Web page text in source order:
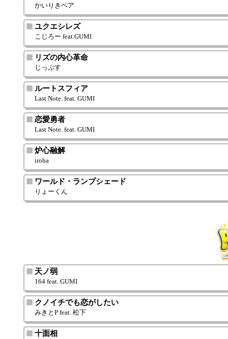
かいりきベア
ユクエシレズ
こじろー feat.GUMI
リズの内心革命
じっぷす
ルートスフィア
Last Note. feat. GUMI
恋愛勇者
Last Note. feat. GUMI
炉心融解
iroha
ワールド・ランプシェード
りょーくん
天ノ弱
164 feat. GUMI
クノイチでも恋がしたい
みきとP feat. 松下
十面相